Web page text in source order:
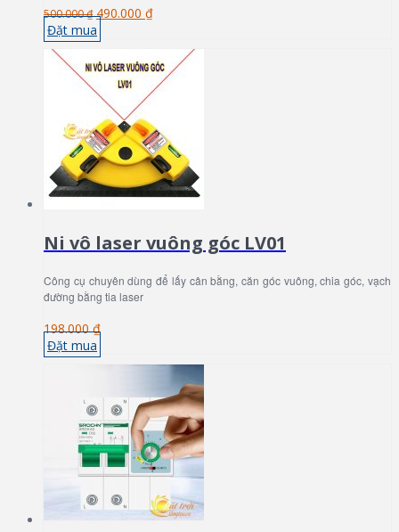
500.000 ₫ 490.000 ₫
Đặt mua
Ni vô laser vuông góc LV01
Công cụ chuyên dùng để lấy cân bằng, căn góc vuông, chia góc, vạch
đường bằng tia laser
198.000 ₫
Đặt mua